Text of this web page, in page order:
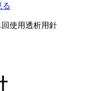
る
回使用透析用針